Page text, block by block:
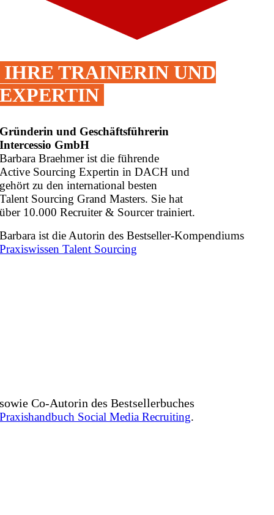
IHRE TRAINERIN UND
EXPERTIN
Gründerin und Geschäftsführerin
Intercessio GmbH
Barbara Braehmer istdie führende
Active Sourcing Expertin in DACH und
gehört zu den international besten
Talent Sourcing Grand Masters. Sie hat
über 10.000 Recruiter & Sourcer trainiert.
Barbara ist die Autorin des Bestseller-Kompendiums
Praxiswissen Talent Sourcing
sowie Co-Autorin des Bestsellerbuches
Praxishandbuch Social Media Recruiting.